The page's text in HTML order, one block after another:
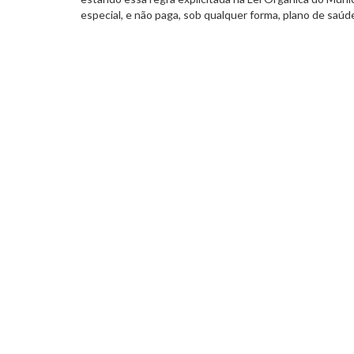
especial, e não paga, sob qualquer forma, plano de